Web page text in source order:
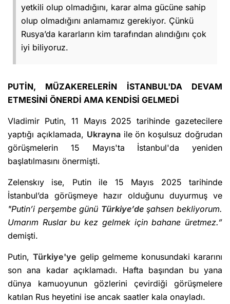
yetkili olup olmadığını, karar alma gücüne sahip
olup olmadığını anlamamız gerekiyor. Çünkü
Rusya’da kararların kim tarafından alındığını çok
iyi biliyoruz.
PUTİN, MÜZAKERELERİN İSTANBUL'DA DEVAM
ETMESİNİ ÖNERDİ AMA KENDİSİ GELMEDİ
Vladimir Putin, 11 Mayıs 2025 tarihinde gazetecilere
yaptığı açıklamada, Ukraynaile ön koşulsuz doğrudan
görüşmelerin 15 Mayıs'ta İstanbul'da yeniden
başlatılmasını önermişti.
Zelenskıy ise, Putin ile 15 Mayıs 2025 tarihinde
İstanbul’da görüşmeye hazır olduğunu duyurmuş ve
"Putin’i perşembe günü Türkiye’deşahsen bekliyorum.
Umarım Ruslar bu kez gelmek için bahane üretmez.”
demişti.
Putin, Türkiye'ye gelip gelmeme konusundaki kararını
son ana kadar açıklamadı. Hafta başından bu yana
dünya kamuoyunun gözlerini çevirdiği görüşmelere
katılan Rus heyetini ise ancak saatler kala onayladı.